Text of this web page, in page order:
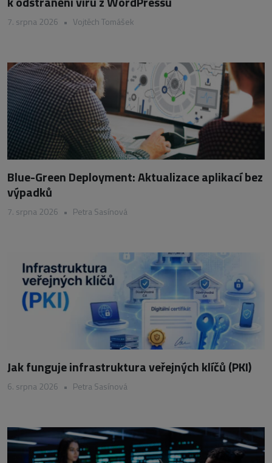
7. srpna 2026 • Vojtěch Tomášek
Blue-Green Deployment: Aktualizace aplikací bez
výpadků
7. srpna 2026 • Petra Sasínová
Jak funguje infrastruktura veřejných klíčů (PKI)
6. srpna 2026 • Petra Sasínová